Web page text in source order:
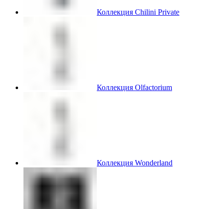
Коллекция Chilini Private
Коллекция Olfactorium
Коллекция Wonderland